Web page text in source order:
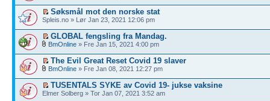
Søksmål mot den norske stat
Spleis.no » Lør Jan 23, 2021 12:06 pm
GLOBAL fengsling fra Mandag.
BmOnline » Fre Jan 15, 2021 4:00 pm
The Evil Great Reset Covid 19 slaver
BmOnline » Fre Jan 08, 2021 12:27 pm
TUSENTALS SYKE av Covid 19- jukse vaksine
Elmer Solberg » Tor Jan 07, 2021 3:52 am